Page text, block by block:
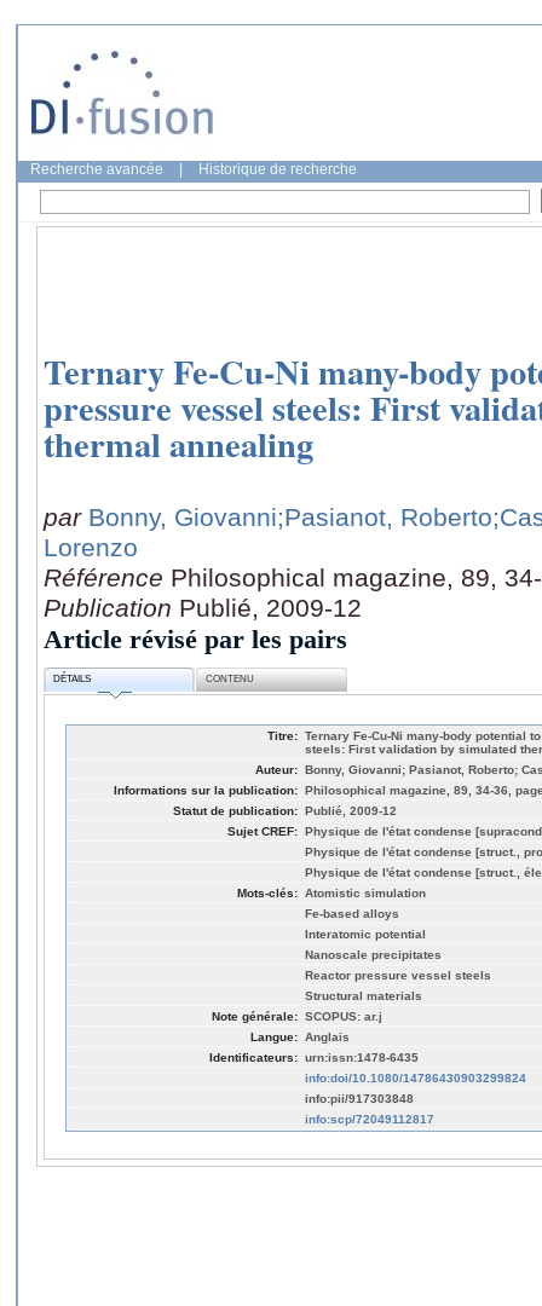
Recherche avancée Historique de recherche
Ternary Fe-Cu-Ni many-body
pressure vessel steels: First
thermal annealing
par Bonny, Giovanni;Pasianot, Roberto
Lorenzo
Référence Philosophical magazine, 89,
Publication Publié, 2009-12
Article révisé par les pairs
DÉTAILS CONTENU
Titre: Ternary Fe-Cu-Ni many-body potential
steels: First validation by simulated
Auteur: Bonny, Giovanni; Pasianot, Roberto;
Informations sur la publication: Philosophical magazine, 89, 34-36,
Statut de publication: Publié, 2009-12
Sujet CREF: Physique de l'état condense
Physique de l'état condense [struct.,
Physique de l'état condense [struct.,
Mots-clés: Atomistic simulation
Fe-based alloys
Interatomic potential
Nanoscale precipitates
Reactor pressure vessel steels
Structural materials
Note générale: SCOPUS: ar.j
Langue: Anglais
Identificateurs: urn:issn:1478-6435
info:doi/10.1080/14786430903299824
info:pii/917303848
info:scp/72049112817